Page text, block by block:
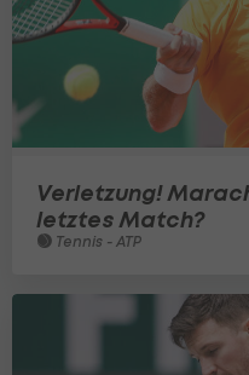
Verletzung!
letztes Match?
Tennis - ATP